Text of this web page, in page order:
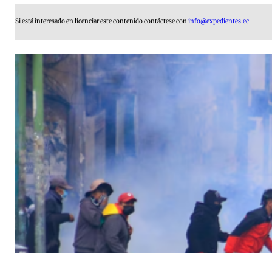
Si está interesado en licenciar este contenido contáctese coninfo@expedientes.ec